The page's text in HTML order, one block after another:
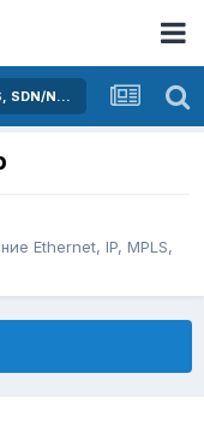
Активное оборудование Ethernet, IP, MPLS, SDN/NFV...
Ethernet, IP, MPLS,